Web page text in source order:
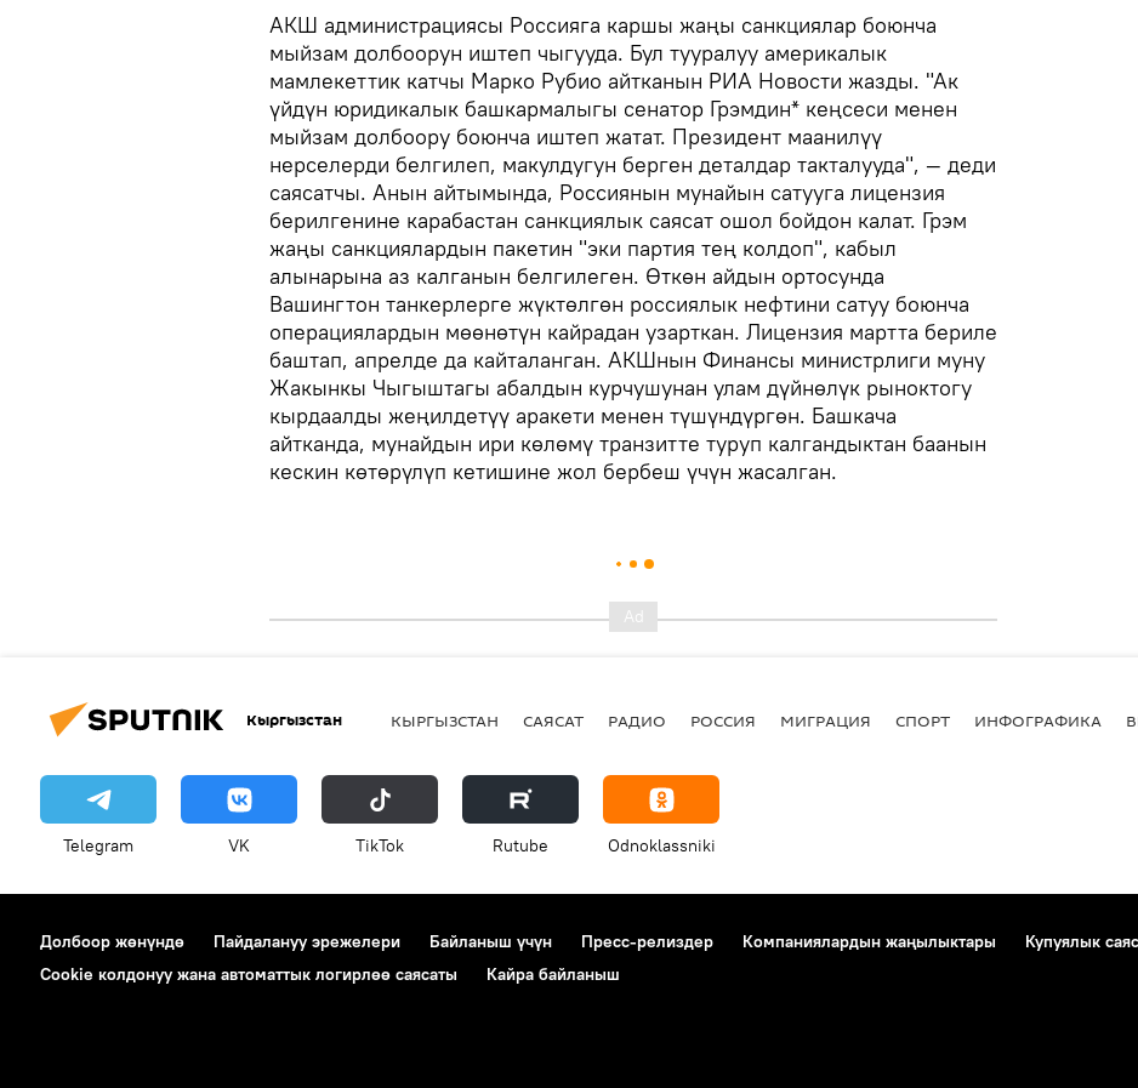
АКШ администрациясы Россияга каршы жаңы санкциялар боюнча
мыйзам долбоорун иштеп чыгууда. Бул тууралуу америкалык
мамлекеттик катчы Марко Рубио айтканын РИА Новости жазды. "Ак
үйдүн юридикалык башкармалыгы сенатор Грэмдин* кеңсеси менен
мыйзам долбоору боюнча иштеп жатат. Президент маанилүү
нерселерди белгилеп, макулдугун берген деталдар такталууда", — деди
саясатчы. Анын айтымында, Россиянын мунайын сатууга лицензия
берилгенине карабастан санкциялык саясат ошол бойдон калат. Грэм
жаңы санкциялардын пакетин "эки партия тең колдоп", кабыл
алынарына аз калганын белгилеген. Өткөн айдын ортосунда
Вашингтон танкерлерге жүктөлгөн россиялык нефтини сатуу боюнча
операциялардын мөөнөтүн кайрадан узарткан. Лицензия мартта бериле
баштап, апрелде да кайталанган. АКШнын Финансы министрлиги муну
Жакынкы Чыгыштагы абалдын курчушунан улам дүйнөлүк рыноктогу
кырдаалды жеңилдетүү аракети менен түшүндүргөн. Башкача
айтканда, мунайдын ири көлөмү транзитте туруп калгандыктан баанын
кескин көтөрүлүп кетишине жол бербеш үчүн жасалган.
Кыргызстан КЫРГЫЗСТАН САЯСАТ РАДИО РОССИЯ МИГРАЦИЯ СПОРТ ИНФОГРАФИКА
Telegram VK ТikТоk Rutube Odnoklassniki
Долбоор жөнүндө Пайдалануу эрежелери Байланыш үчүн Пресс-релиздер Компаниялардын жаңылыктары
Купуялык
Cookie колдонуу жана автоматтык логирлөө саясаты
Кайра байланыш